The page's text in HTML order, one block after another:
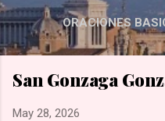
ORACIONES
San Gonzaga
May 28, 2026